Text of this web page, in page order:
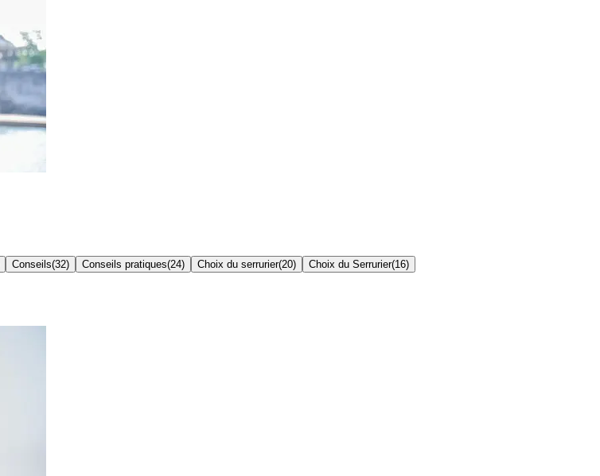
Conseils(32) Conseils pratiques(24) Choix du serrurier(20) Choix du Serrurier(16)